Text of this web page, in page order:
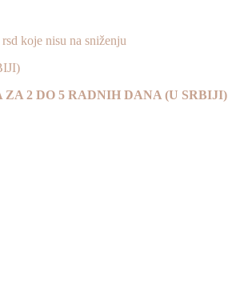
koje nisu na sniženju
ZA 2 DO 5 RADNIH DANA (U SRBIJI)